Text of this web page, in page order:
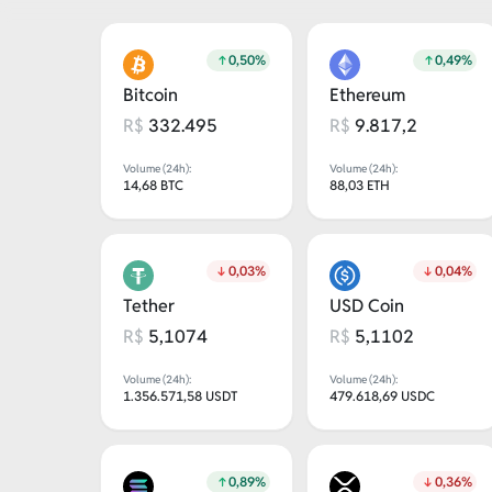
0,50%
Bitcoin
R$ 332.495
Volume (24h):
14,68 BTC
0,49%
Ethereum
R$ 9.817,2
Volume (24h):
88,03 ETH
0,03%
Tether
R$ 5,1074
Volume (24h):
1.356.571,58 USDT
0,04%
USD Coin
R$ 5,1102
Volume (24h):
479.618,69 USDC
0,89% 0,36%